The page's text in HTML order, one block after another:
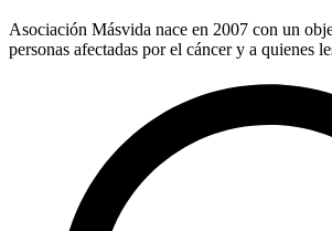
Asociación Másvida nace en 2007 con un
personas afectadas por el cáncer y a quienes